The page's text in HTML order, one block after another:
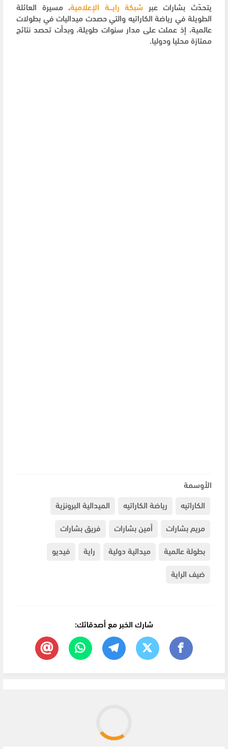
يتحدّث بشارات عبر شبكة رايـــة الإعلامية، مسيرة العائلة
الطويلة في رياضة الكاراتيه والتي حصدت ميداليات في بطولات
عالمية، إذ عملت على مدار سنوات طويلة، وبدأت تحصد نتائج
ممتازة محليا ودوليا.
الأوسمة
الكاراتيه
رياضة الكاراتيه
الميدالية البرونزية
مريم بشارات
أمين بشارات
فريق بشارات
بطولة عالمية
ميدالية دولية راية
فيديو
ضيف الراية
شارك الخبر مع أصدقائك: